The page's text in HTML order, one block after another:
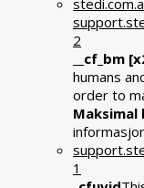
2
__cf_bm
humans
order to
1